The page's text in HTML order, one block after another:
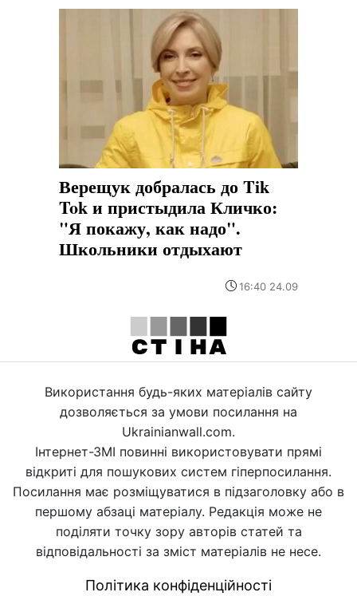
Верещук добралась до Tik
Tok и пристыдила Кличко:
"Я покажу, как надо".
Школьники отдыхают
16:40 24.09
Використання будь-яких матеріалів сайту
дозволяється за умови посилання на
Ukrainianwall.com.
Інтернет-ЗМІ повинні використовувати прямі
відкриті для пошукових систем гіперпосилання.
Посилання має розміщуватися в підзаголовку або в
першому абзаці матеріалу. Редакція може не
поділяти точку зору авторів статей та
відповідальності за зміст матеріалів не несе.
Політика конфіденційності